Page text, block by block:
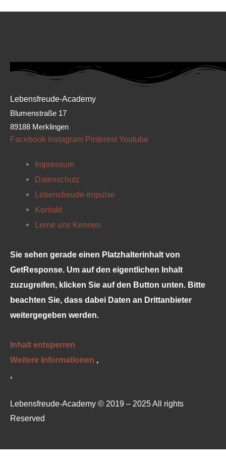
Lebensfreude-Academy
Blumenstraße 17
89188 Merklingen
Facebook Instagram Pinterest Youtube
Impressum
Datenschutz
Lebensfreude-Impulse
Kontakt
Lerne uns Kennen
Sie sehen gerade einen Platzhalterinhalt von
GetResponse. Um auf den eigentlichen Inhalt
zuzugreifen, klicken Sie auf den Button unten. Bitte
beachten Sie, dass dabei Daten an Drittanbieter
weitergegeben werden.
Inhalt entsperren
Weitere Informationen ‚
‚
Lebensfreude-Academy © 2019 – 2025 All rights
Reserved